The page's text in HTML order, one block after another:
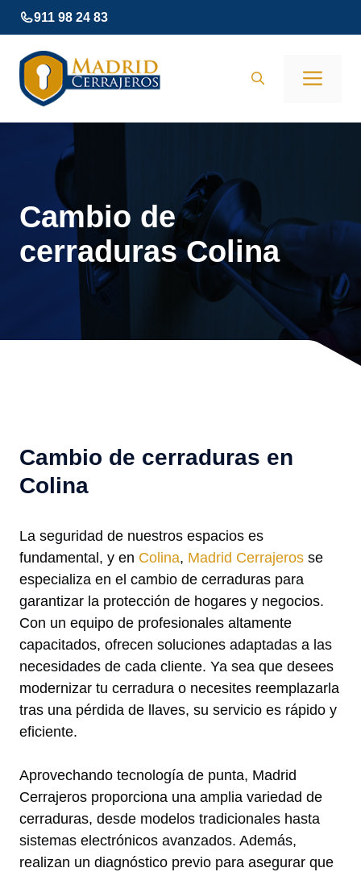
Saltar
al
contenido
911 98 24 83
Cambio de
cerraduras Colina
Cambio de cerraduras en
Colina
La seguridad de nuestros espacios es
fundamental, y en Colina, Madrid Cerrajeros se
especializa en el cambio de cerraduras para
garantizar la protección de hogares y negocios.
Con un equipo de profesionales altamente
capacitados, ofrecen soluciones adaptadas a las
necesidades de cada cliente. Ya sea que desees
modernizar tu cerradura o necesites reemplazarla
tras una pérdida de llaves, su servicio es rápido y
eficiente.
Aprovechando tecnología de punta, Madrid
Cerrajeros proporciona una amplia variedad de
cerraduras, desde modelos tradicionales hasta
sistemas electrónicos avanzados. Además,
realizan un diagnóstico previo para asegurar que